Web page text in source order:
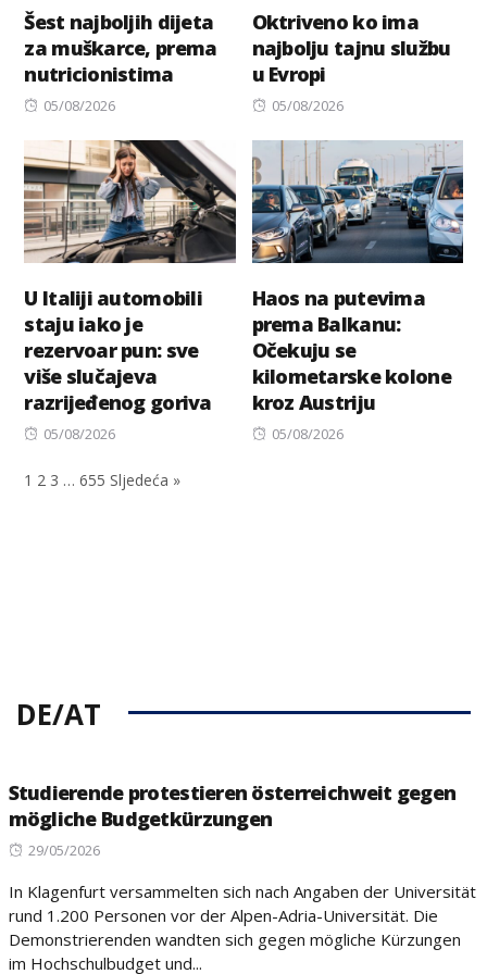
Šest najboljih dijeta
za muškarce, prema
nutricionistima
Posted
05/08/2026
Oktriveno ko ima
najbolju tajnu službu
u Evropi
Posted
05/08/2026
U Italiji automobili
staju iako je
rezervoar pun: sve
više slučajeva
razrijeđenog goriva
Posted
05/08/2026
Haos na putevima
prema Balkanu:
Očekuju se
kilometarske kolone
kroz Austriju
Posted
05/08/2026
1 2 3 … 655 Sljedeća »
DE/AT
Studierende protestieren österreichweit gegen
mögliche Budgetkürzungen
Posted
29/05/2026
In Klagenfurt versammelten sich nach Angaben der Universität
rund 1.200 Personen vor der Alpen-Adria-Universität. Die
Demonstrierenden wandten sich gegen mögliche Kürzungen
im Hochschulbudget und...